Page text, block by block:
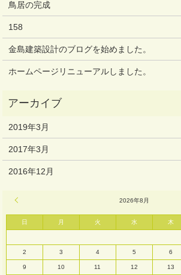
鳥居の完成
158
金島建築設計のブログを始めました。
ホームページリニューアルしました。
2019年3月
2017年3月
2016年12月
2026年8月
日 月 火 水 木
2 3 4 5 6
9 10 11 12 13